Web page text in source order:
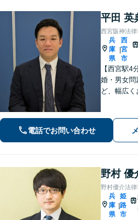
平田 英
西宮阪神法
兵
庫
県
|
西
宮
市
【西宮駅4
婚・男女問
ど、幅広く
を心がけ
い。【休
電話でお問い合わせ
野村 優
野村優介法
兵
庫
県
|
姫
路
市